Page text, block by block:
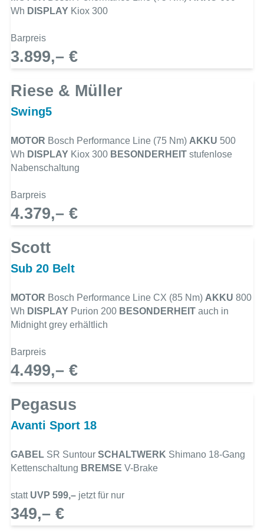
Wh DISPLAY Kiox 300
Barpreis
3.899,– €
Riese & Müller
Swing5
MOTOR Bosch Performance Line (75 Nm) AKKU 500
Wh DISPLAY Kiox 300 BESONDERHEIT stufenlose
Nabenschaltung
Barpreis
4.379,– €
Scott
Sub 20 Belt
MOTOR Bosch Performance Line CX (85 Nm) AKKU 800
Wh DISPLAY Purion 200 BESONDERHEIT auch in
Midnight grey erhältlich
Barpreis
4.499,– €
Pegasus
Avanti Sport 18
GABEL SR Suntour SCHALTWERK Shimano 18-Gang
Kettenschaltung BREMSE V-Brake
statt UVP 599,– jetzt für nur
349,– €